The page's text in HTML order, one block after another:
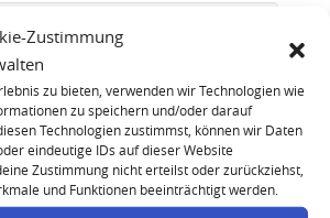
Zustimmung
zu bieten, verwenden wir Technologien wie
zu speichern und/oder darauf
Technologien zustimmst, können wir Daten
eindeutige IDs auf dieser Website
Zustimmung nicht erteilst oder zurückziehst,
und Funktionen beeinträchtigt werden.